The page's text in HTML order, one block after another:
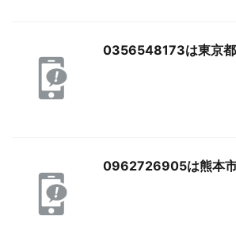
0356548173は東京都
0962726905は熊本